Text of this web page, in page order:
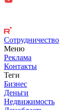
Сотрудничество
Меню
Реклама
Контакты
Теги
Бизнес
Деньги
Недвижимость